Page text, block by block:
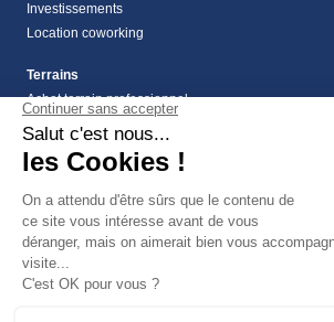
Investissements
Location coworking
Terrains
Achat terrain professionnel
location de terrain Alpes Maritimes (06)
Maritimes (06)
Terrains
Vente terrain Alpes maritimes (06)
vente terrains à montauroux